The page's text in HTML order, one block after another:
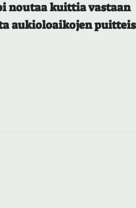
noutaa kuittia vastaan
aukioloaikojen